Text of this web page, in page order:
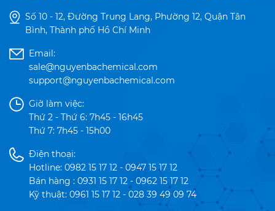
Số 10 - 12, Đường Trung Lang, Phường 12, Quận Tân
Bình, Thành phố Hồ Chí Minh
Email:
sale@nguyenbachemical.com
support@nguyenbachemical.com
Giờ làm việc:
Thứ 2 - Thứ 6: 7h45 - 16h45
Thứ 7: 7h45 - 15h00
Điện thoại:
Hotline: 0982 15 17 12 - 0947 15 17 12
Bán hàng : 0931 15 17 12 - 0962 15 17 12
Kỹ thuật: 0961 15 17 12 - 028 39 49 09 74